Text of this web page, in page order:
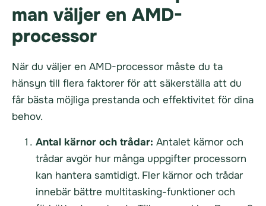
man väljer en AMD-
processor
När du väljer en AMD-processor måste du ta
hänsyn till flera faktorer för att säkerställa att du
får bästa möjliga prestanda och effektivitet för dina
behov.
Antal kärnor och trådar: Antalet kärnor och
trådar avgör hur många uppgifter processorn
kan hantera samtidigt. Fler kärnor och trådar
innebär bättre multitasking-funktioner och